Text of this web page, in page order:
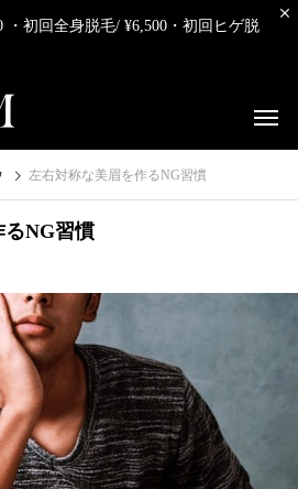
・初回全身脱毛/ ¥6,500・初回ヒゲ脱
左右対称な美眉を作るNG習慣
NG習慣